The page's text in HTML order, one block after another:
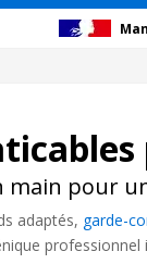
main pour
adaptés, garde-